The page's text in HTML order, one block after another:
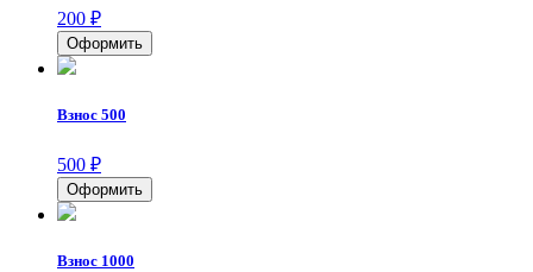
200 ₽
Взнос 500
500 ₽
Взнос 1000